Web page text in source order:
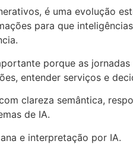
é uma evolução
para que
porque as
entender serviços e
clareza semântica,
de IA.
e interpretação por IA.